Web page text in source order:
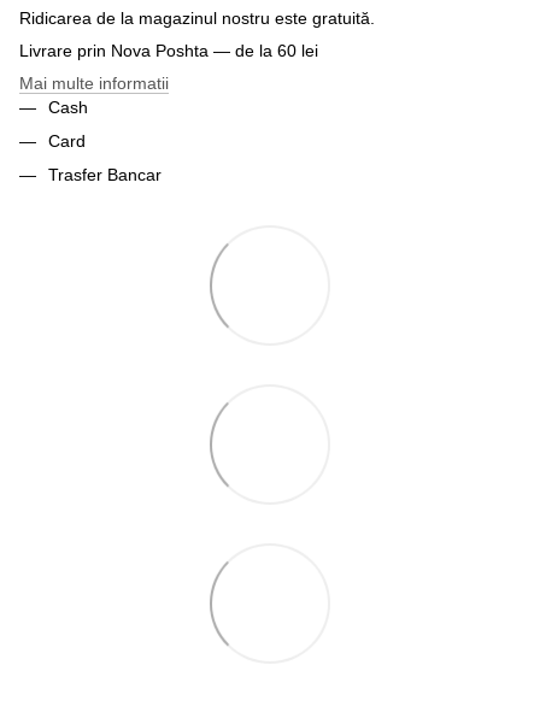
Ridicarea de la magazinul nostru este gratuită.
Livrare prin Nova Poshta — de la 60 lei
Mai multe informatii
Cash
Card
Trasfer Bancar